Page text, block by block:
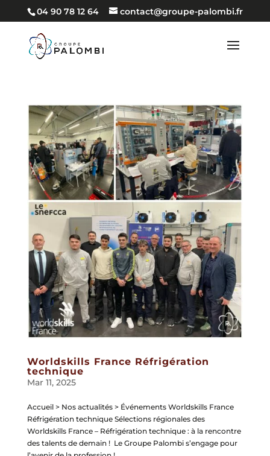
04 90 78 12 64 contact@groupe-palombi.fr
Worldskills France Réfrigération
technique
Mar 11, 2025
Accueil > Nos actualités > Événements Worldskills France
Réfrigération technique Sélections régionales des
Worldskills France – Réfrigération technique : à la rencontre
des talents de demain ! Le Groupe Palombi s’engage pour